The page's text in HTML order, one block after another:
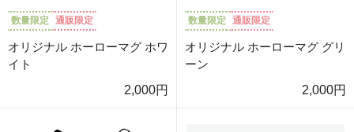
数量限定 通販限定
オリジナル ホーローマグ ホワ
イト
2,000円
数量限定 通販限定
オリジナル ホーローマグ グリ
ーン
2,000円